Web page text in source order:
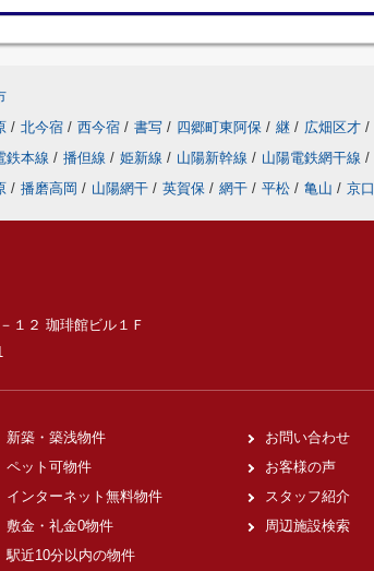
/ 北今宿 / 西今宿 / 書写 / 四郷町東阿保 / 継 / 広畑区才 /
鉄本線 / 播但線 / 姫新線 / 山陽新幹線 / 山陽電鉄網干線 /
/ 播磨高岡 / 山陽網干 / 英賀保 / 網干 / 平松 / 亀山 / 京口
１２ 珈琲館ビル１Ｆ
新築・築浅物件
ペット可物件
インターネット無料物件
敷金・礼金0物件
駅近10分以内の物件
お問い合わせ
お客様の声
スタッフ紹介
周辺施設検索